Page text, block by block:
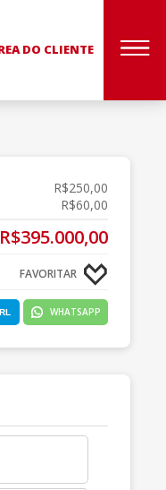
DO CLIENTE
R$250,00
R$60,00
R$395.000,00
FAVORITAR
WHATSAPP